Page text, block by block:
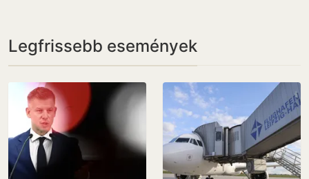
Legfrissebb események